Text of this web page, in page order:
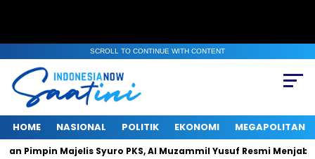
SCROLL TO CONTINUE WITH CONTENT
HOME NASIONAL POLITIK EKONOMI MEGAPOLITAN
Pimpin Majelis Syuro PKS, Al Muzammil Yusuf Resmi